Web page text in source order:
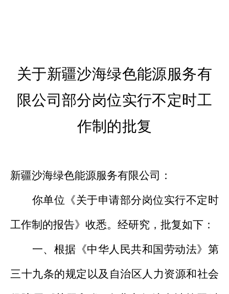
关于新疆沙海绿色能源服务有
限公司部分岗位实行不定时工
作制的批复
新疆沙海绿色能源服务有限公司：
你单位《关于申请部分岗位实行不定时
工作制的报告》收悉。经研究，批复如下：
一、根据《中华人民共和国劳动法》第
三十九条的规定以及自治区人力资源和社会